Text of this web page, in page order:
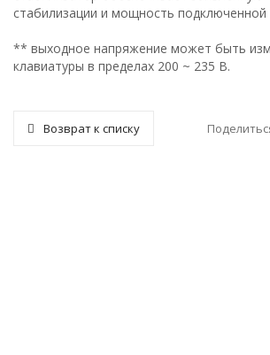
стабилизации и мощность подключенной
** выходное напряжение может быть
клавиатуры в пределах 200 ~ 235 В.
Возврат к списку